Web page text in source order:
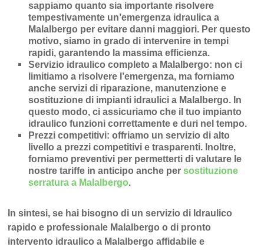
sappiamo quanto sia importante risolvere
tempestivamente un’emergenza idraulica a
Malalbergo per evitare danni maggiori. Per questo
motivo, siamo in grado di intervenire intempi
rapidi, garantendo la massima efficienza.
Servizio idraulico completo a Malalbergo: non ci
limitiamo a risolvere l’emergenza, ma forniamo
ancheservizi di riparazione, manutenzione e
sostituzione di impianti idraulici a Malalbergo. In
questo modo, ci assicuriamo che il tuo impianto
idraulico funzioni correttamente e duri nel tempo.
Prezzi competitivi: offriamo unservizio di alto
livello a prezzi competitivi e trasparenti. Inoltre,
forniamo preventivi per permetterti di valutare le
nostre tariffe in anticipo anche persostituzione
serratura a Malalbergo.
In sintesi, se hai bisogno di un servizio di Idraulico
rapido e professionale Malalbergo o di pronto
intervento idraulico a Malalbergo affidabile e